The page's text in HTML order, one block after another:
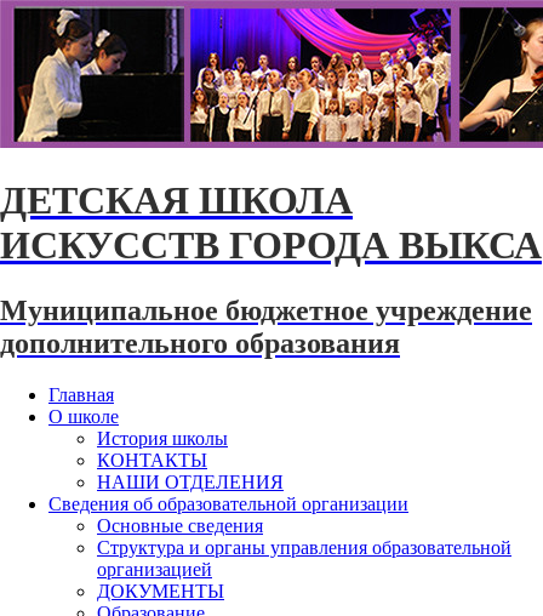
ДЕТСКАЯ ШКОЛА
ИСКУССТВ ГОРОДА ВЫКСА
Муниципальное бюджетное учреждение
дополнительного образования
Главная
О школе
История школы
КОНТАКТЫ
НАШИ ОТДЕЛЕНИЯ
Сведения об образовательной организации
Основные сведения
Структура и органы управления образовательной
организацией
ДОКУМЕНТЫ